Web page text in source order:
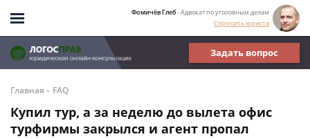
Фомичёв Глеб- Адвокат по уголовным делам
Спросить юриста
Задать вопрос
Главная - FAQ
Купил тур, а за неделю до вылета офис
турфирмы закрылся и агент пропал